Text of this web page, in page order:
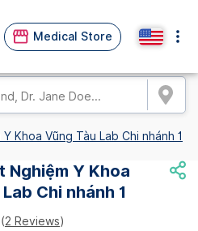
Medical Store
Khoa Vũng Tàu Lab Chi nhánh 1
Nghiệm Y Khoa
Chi nhánh 1
(2 Reviews)